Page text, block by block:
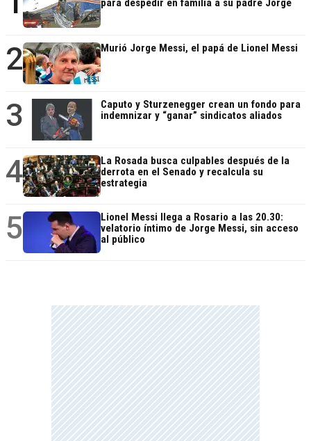
para despedir en familia a su padre Jorge
2 Murió Jorge Messi, el papá de Lionel Messi
3
Caputo y Sturzenegger crean un fondo para
indemnizar y “ganar” sindicatos aliados
4
La Rosada busca culpables después de la
derrota en el Senado y recalcula su
estrategia
5
Lionel Messi llega a Rosario a las 20.30:
velatorio íntimo de Jorge Messi, sin acceso
al público